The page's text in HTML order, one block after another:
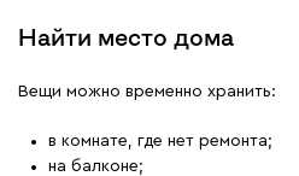
Найти место дома
Вещи можно временно хранить:
в комнате, где нет ремонта;
на балконе;